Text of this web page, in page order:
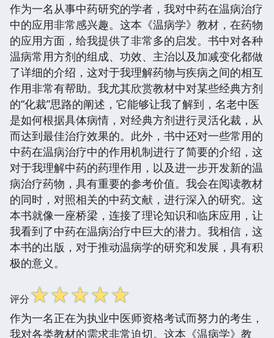
作为一名从事中药研究的学者，我对中药在温病治疗
中的应用非常感兴趣。这本《温病学》教材，在药物
的应用方面，给我提供了非常多的启发。书中对各种
温病常用方剂的组成、功效、主治以及加减变化都做
了详细的介绍，这对于我理解药物与疾病之间的相互
作用非常有帮助。我尤其欣赏教材中对某些经典方剂
的“化裁”思路的阐述，它能够让我了解到，名老中医
是如何根据具体病情，对经典方剂进行灵活化裁，从
而达到最佳治疗效果的。此外，书中还对一些常用的
中药在温病治疗中的作用机制进行了简要的介绍，这
对于我理解中药的药理作用，以及进一步开发新的温
病治疗药物，具有重要的参考价值。我会在阅读教材
的同时，对照相关的中药文献，进行深入的研究。这
本书就像一座桥梁，连接了理论知识和临床应用，让
我看到了中药在温病治疗中巨大的潜力。我相信，这
本书的出版，对于推动温病学的研究和发展，具有积
极的意义。
评分☆☆☆☆☆
作为一名正在为执业中医师资格考试而努力的考生，
我对各类教材的需求非常迫切。这本《温病学》教